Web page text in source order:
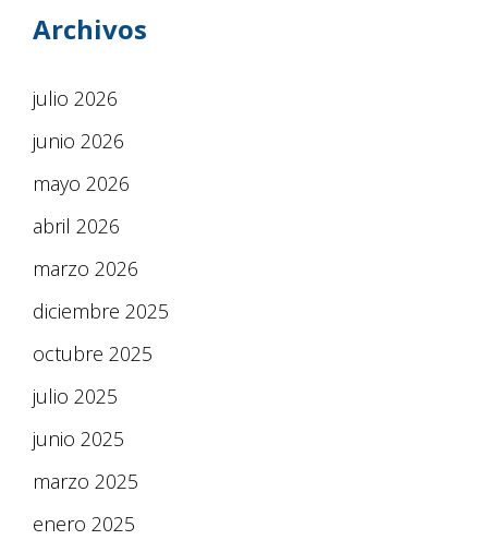
Archivos
julio 2026
junio 2026
mayo 2026
abril 2026
marzo 2026
diciembre 2025
octubre 2025
julio 2025
junio 2025
marzo 2025
enero 2025